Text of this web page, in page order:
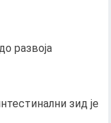
развоја
зид је